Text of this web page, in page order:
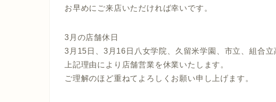
お早めにご来店いただければ幸いです。
3月の店舗休日
3月15日、3月16日八女学院、久留米学園、市立、組合
上記理由により店舗営業を休業いたします。
ご理解のほど重ねてよろしくお願い申し上げます。